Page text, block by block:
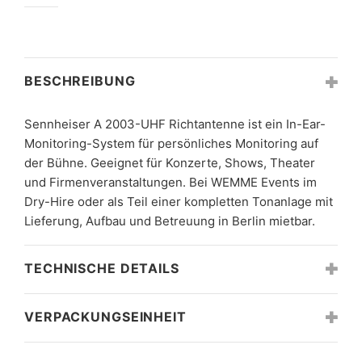
BESCHREIBUNG
Sennheiser A 2003-UHF Richtantenne ist ein In-Ear-
Monitoring-System für persönliches Monitoring auf
der Bühne. Geeignet für Konzerte, Shows, Theater
und Firmenveranstaltungen. Bei WEMME Events im
Dry-Hire oder als Teil einer kompletten Tonanlage mit
Lieferung, Aufbau und Betreuung in Berlin mietbar.
TECHNISCHE DETAILS
VERPACKUNGSEINHEIT